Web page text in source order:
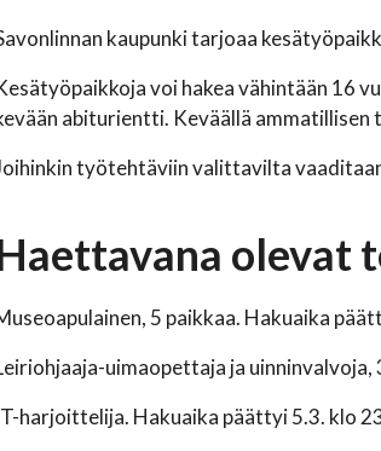
kaupunki tarjoaa
voi hakea vähintään 16
abiturientti. Keväällä
työtehtäviin valittavilta
olevat
5 paikkaa. Hakuaika
uimaopettaja ja
harjoittelija. Hakuaika päättyi 5.3. klo